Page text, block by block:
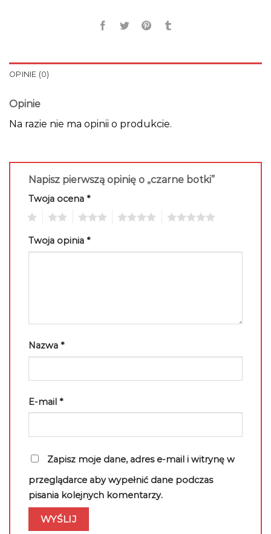
OPINIE (0)
Opinie
Na razie nie ma opinii o produkcie.
Napisz pierwszą opinię o „czarne botki”
Twoja ocena *
Twoja opinia *
Nazwa *
E-mail *
Zapisz moje dane, adres e-mail i witrynę w
przeglądarce aby wypełnić dane podczas
pisania kolejnych komentarzy.